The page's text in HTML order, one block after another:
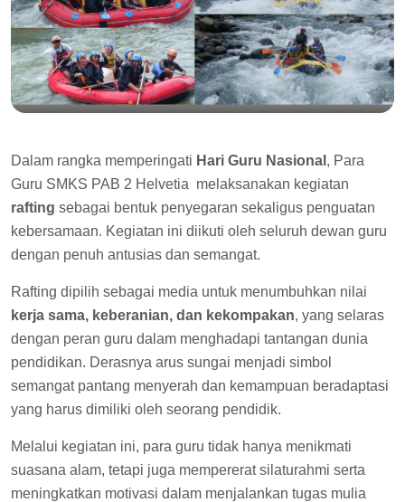
Dalam rangka memperingati Hari Guru Nasional , Para
Guru SMKS PAB 2 Helvetia melaksanakan kegiatan
rafting sebagai bentuk penyegaran sekaligus penguatan
kebersamaan. Kegiatan ini diikuti oleh seluruh dewan guru
dengan penuh antusias dan semangat.
Rafting dipilih sebagai media untuk menumbuhkan nilai
kerja sama, keberanian, dan kekompakan, yang selaras
dengan peran guru dalam menghadapi tantangan dunia
pendidikan. Derasnya arus sungai menjadi simbol
semangat pantang menyerah dan kemampuan beradaptasi
yang harus dimiliki oleh seorang pendidik.
Melalui kegiatan ini, para guru tidak hanya menikmati
suasana alam, tetapi juga mempererat silaturahmi serta
meningkatkan motivasi dalam menjalankan tugas mulia